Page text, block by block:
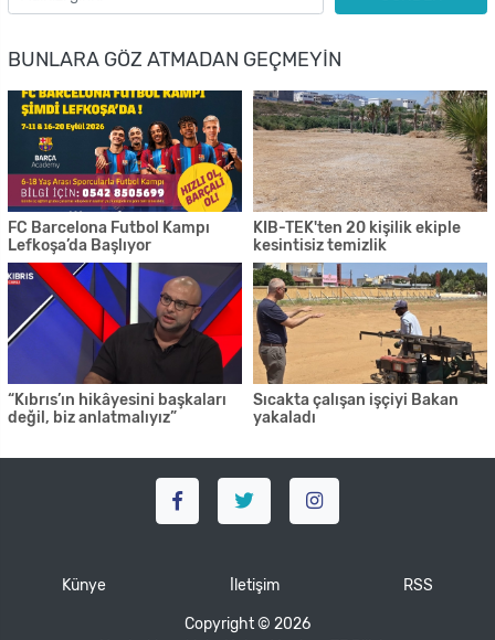
BUNLARA GÖZ ATMADAN GEÇMEYIN
FC Barcelona Futbol Kampı
Lefkoşa’da Başlıyor
KIB-TEK'ten 20 kişilik ekiple
kesintisiz temizlik
“Kıbrıs’ın hikâyesini başkaları
değil, biz anlatmalıyız”
Sıcakta çalışan işçiyi Bakan
yakaladı
Künye İletişim RSS
Copyright © 2026